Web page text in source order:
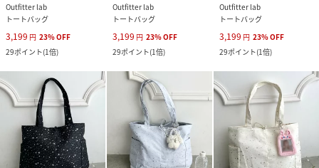
Outfitter lab
トートバッグ
3,199 円 23%OFF
29ポイント(1倍)
Outfitter lab
トートバッグ
3,199 円 23%OFF
29ポイント(1倍)
Outfitter lab
トートバッグ
3,199 円 23%OFF
29ポイント(1倍)